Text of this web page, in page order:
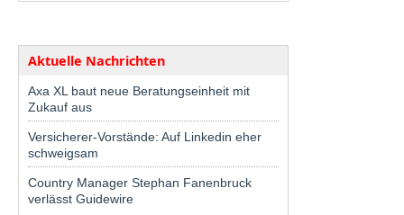
Aktuelle Nachrichten
Axa XL baut neue Beratungseinheit mit
Zukauf aus
Versicherer-Vorstände: Auf Linkedin eher
schweigsam
Country Manager Stephan Fanenbruck
verlässt Guidewire